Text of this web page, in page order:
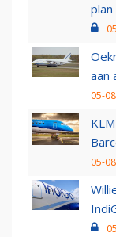
plan
aan
05-
05-